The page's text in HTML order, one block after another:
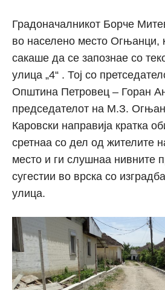
Градоначалникот Борче
во населено место Огњанци,
сакаше да се запознае со
улица „4“ . Тој со
Општина Петровец – Горан
председателот на М.З.
Каровски направија кратка
сретнаа со дел од жителите
место и ги слушнаа нивните
сугестии во врска со
улица.